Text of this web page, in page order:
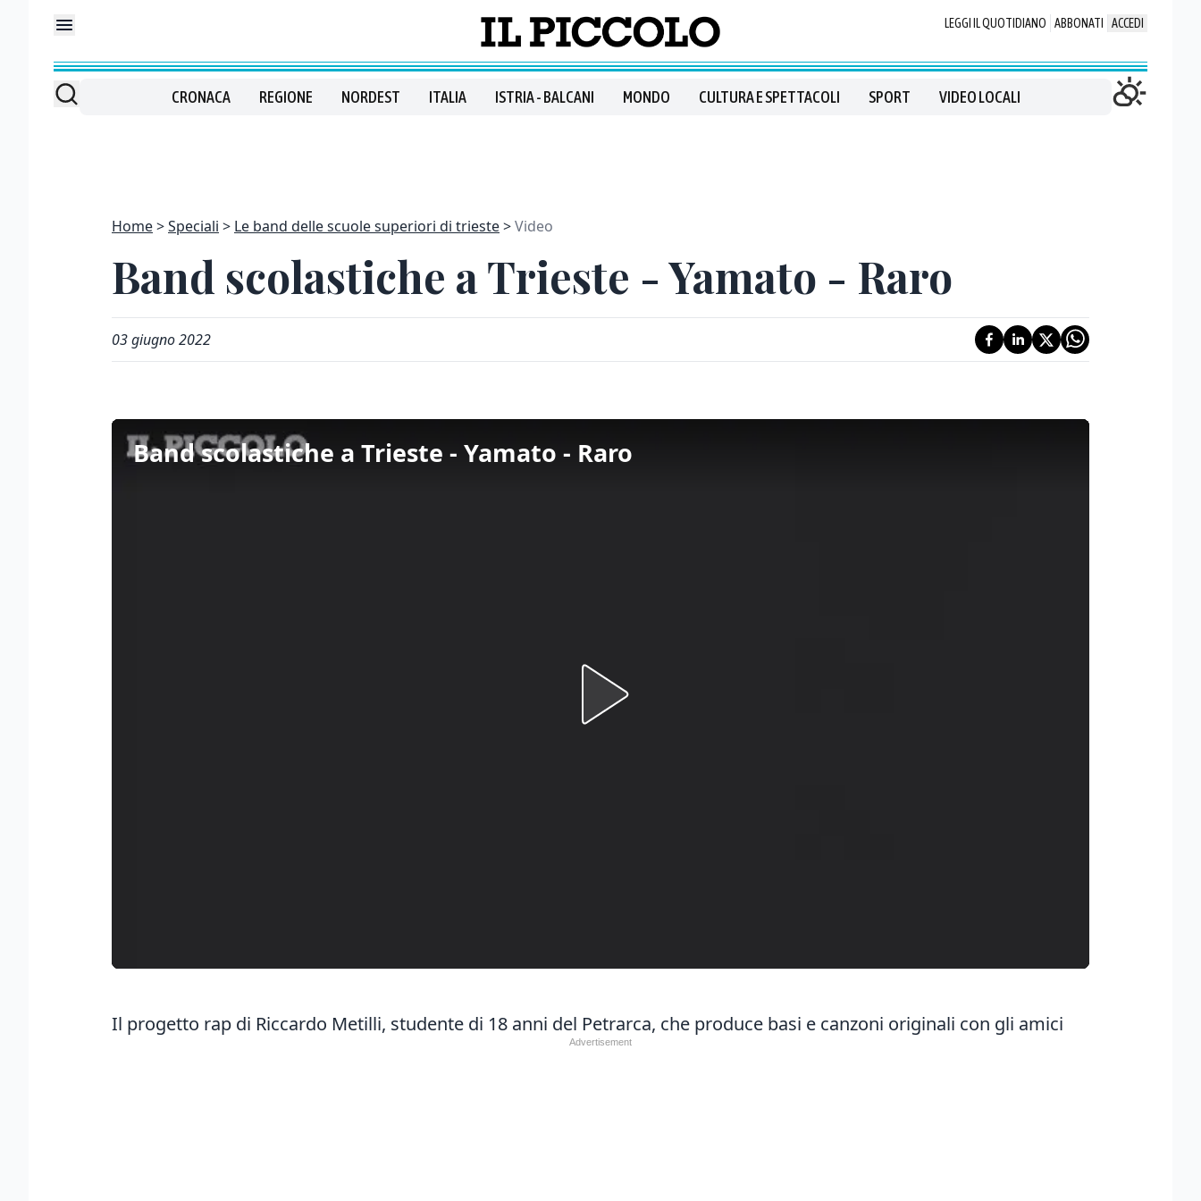
LEGGI IL QUOTIDIANO ABBONATI ACCEDI
CRONACA REGIONE NORDEST ITALIA ISTRIA - BALCANI MONDO CULTURA E SPETTACOLI SPORT VIDEO LOCALI
Home Speciali Le band delle scuole superiori di trieste Video
Band scolastiche a Trieste - Yamato - Raro
03 giugno 2022
Band scolastiche a Trieste - Yamato - Raro
Il progetto rap di Riccardo Metilli, studente di 18 anni del Petrarca, che produce basi e canzoni originali con gli amici